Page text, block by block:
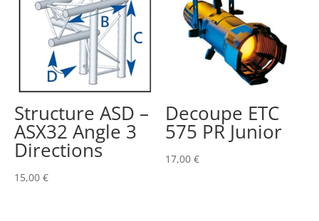
Structure ASD –
ASX32 Angle 3
Directions
15,00 €
Decoupe ETC
575 PR Junior
17,00€